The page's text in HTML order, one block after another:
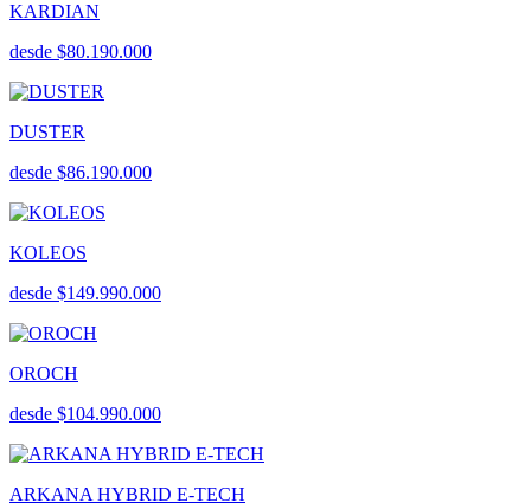
KARDIAN
desde $80.190.000
DUSTER
desde $86.190.000
KOLEOS
desde $149.990.000
OROCH
desde $104.990.000
ARKANA HYBRID E-TECH